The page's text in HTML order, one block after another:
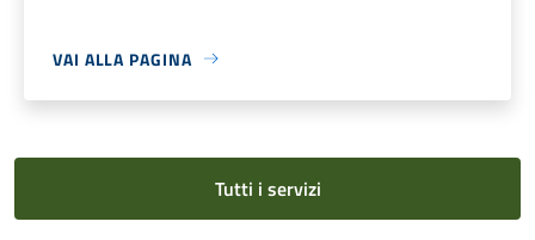
VAI ALLA PAGINA
Tutti i servizi